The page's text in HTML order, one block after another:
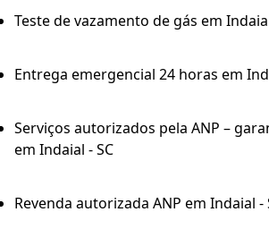
Teste de vazamento de gás em
Entrega emergencial 24 horas em
Serviços autorizados pela ANP –
em Indaial - SC
Revenda autorizada ANP em Indaial -